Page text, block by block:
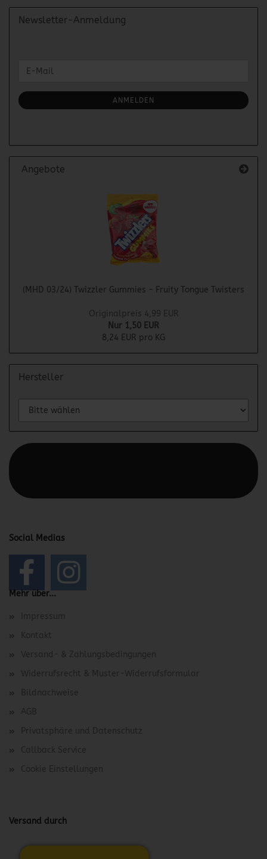
Newsletter-Anmeldung
ZUR
ANMELDUNG
E-
ANMELDEN
Angebote
(MHD 03/24) Twizzler Gummies - Fruity Tongue Twisters
Originalpreis 4,99 EUR
Nur 1,50 EUR
8,24 EUR pro KG
Hersteller
Social Medias
Mehr über...
Impressum
Kontakt
Versand- & Zahlungsbedingungen
Widerrufsrecht & Muster-Widerrufsformular
Bildnachweise
AGB
Privatsphäre und Datenschutz
Callback Service
Cookie Einstellungen
Versand durch